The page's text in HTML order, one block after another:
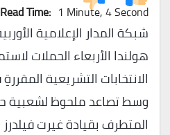
Read Time: 1 Minute, 4 Second
شبكة المدار الإعلامية
هولندا الأربعاء الحملات
الانتخابات التشريعية
وسط تصاعد ملحوظ لشعبية
المتطرف بقيادة غيرت